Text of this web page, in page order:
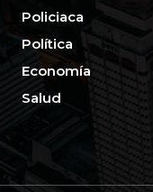
Policiaca
Política
Economía
Salud